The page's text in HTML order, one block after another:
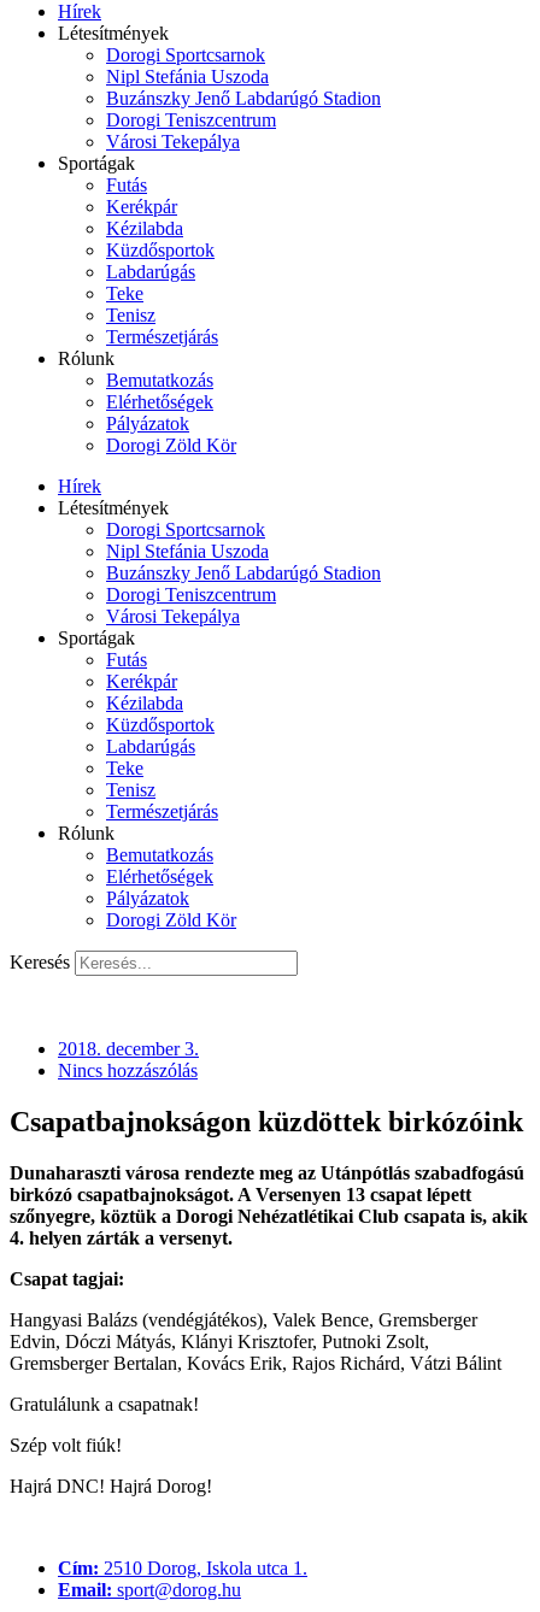
Hírek
Létesítmények
Dorogi Sportcsarnok
Nipl Stefánia Uszoda
Buzánszky Jenő Labdarúgó Stadion
Dorogi Teniszcentrum
Városi Tekepálya
Sportágak
Futás
Kerékpár
Kézilabda
Küzdősportok
Labdarúgás
Teke
Tenisz
Természetjárás
Rólunk
Bemutatkozás
Elérhetőségek
Pályázatok
Dorogi Zöld Kör
Hírek
Létesítmények
Dorogi Sportcsarnok
Nipl Stefánia Uszoda
Buzánszky Jenő Labdarúgó Stadion
Dorogi Teniszcentrum
Városi Tekepálya
Sportágak
Futás
Kerékpár
Kézilabda
Küzdősportok
Labdarúgás
Teke
Tenisz
Természetjárás
Rólunk
Bemutatkozás
Elérhetőségek
Pályázatok
Dorogi Zöld Kör
Keresés
2018. december 3.
Nincs hozzászólás
Csapatbajnokságon küzdöttek birkózóink
Dunaharaszti városa rendezte meg az Utánpótlás szabadfogású
birkózó csapatbajnokságot. A Versenyen 13 csapat lépett
szőnyegre, köztük a Dorogi Nehézatlétikai Club csapata is, akik
4. helyen zárták a versenyt.
Csapat tagjai:
Hangyasi Balázs (vendégjátékos), Valek Bence, Gremsberger
Edvin, Dóczi Mátyás, Klányi Krisztofer, Putnoki Zsolt,
Gremsberger Bertalan, Kovács Erik, Rajos Richárd, Vátzi Bálint
Gratulálunk a csapatnak!
Szép volt fiúk!
Hajrá DNC! Hajrá Dorog!
Cím: 2510 Dorog, Iskola utca 1.
Email: sport@dorog.hu